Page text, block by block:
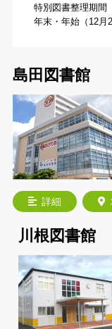
特別図書整理期間
年末・年始（12月
詳細
島田図書館
川根図書館